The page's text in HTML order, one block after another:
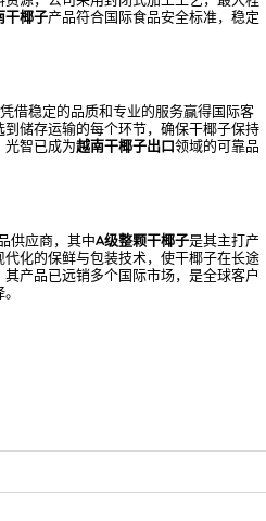
干椰子产品符合国际食品安全标准，稳定
借稳定的品质和专业的服务赢得国际客
储存运输的每个环节，确保干椰子保持
光智已成为越南干椰子出口领域的可靠品
供应商，其中A级整颗干椰子是其主打产
化的保鲜与包装技术，使干椰子在长途
产品已远销多个国际市场，是全球客户